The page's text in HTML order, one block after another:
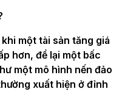
một tài sản tăng giá
hơn, để lại một bấc
một mô hình nến đảo
xuất hiện ở đỉnh